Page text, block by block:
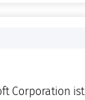
Corporation ist